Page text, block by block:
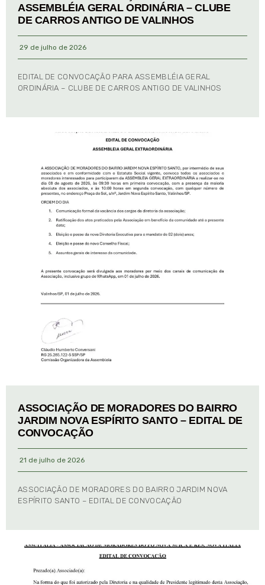
ASSEMBLÉIA GERAL ORDINÁRIA – CLUBE
DE CARROS ANTIGO DE VALINHOS
29 de julho de 2026
EDITAL DE CONVOCAÇÃO PARA ASSEMBLÉIA GERAL
ORDINÁRIA – CLUBE DE CARROS ANTIGO DE VALINHOS
ASSOCIAÇÃO DE MORADORES DO BAIRRO
JARDIM NOVA ESPÍRITO SANTO – EDITAL DE
CONVOCAÇÃO
21 de julho de 2026
ASSOCIAÇÃO DE MORADORES DO BAIRRO JARDIM NOVA
ESPÍRITO SANTO – EDITAL DE CONVOCAÇÃO